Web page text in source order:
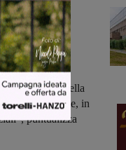
già a
della Città
anche con
della
via via verificate, in
puntualizza